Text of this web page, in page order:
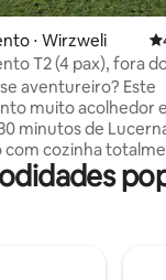
de 5, 205
⋅ Wirzweli
T2 (4 pax), fora
aventureiro? Este
muito acolhedor
minutos de
com cozinha
quartos (acomoda
multilíngue. Embora